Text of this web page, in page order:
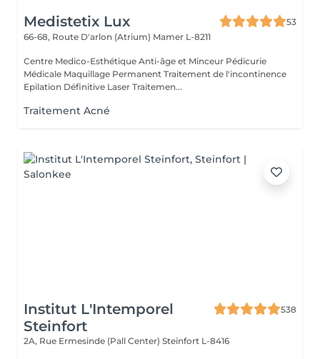
Medistetix Lux
53
66-68, Route D'arlon (Atrium) Mamer L-8211
Centre Medico-Esthétique Anti-âge et Minceur Pédicurie
Médicale Maquillage Permanent Traitement de l'incontinence
Epilation Définitive Laser Traitemen...
Traitement Acné
Institut L'Intemporel
Steinfort
538
2A, Rue Ermesinde (Pall Center) Steinfort L-8416